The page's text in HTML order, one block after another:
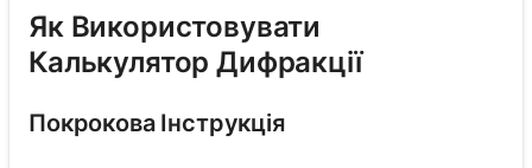
Як Використовувати
Калькулятор Дифракції
Покрокова Інструкція